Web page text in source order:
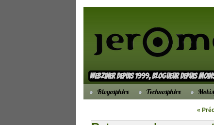
webziner depuis 1999, blogueur depuis
Blogosphère Technosphère
«